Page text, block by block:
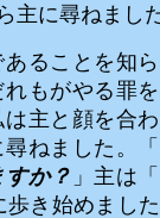
主に尋ねまし
ることを知
もがやる罪
主と顔を合
ねました。「
か？ 」主は「
歩き始めまし